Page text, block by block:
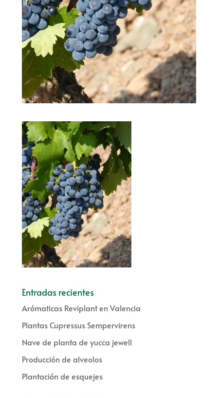
Entradas recientes
Arómaticas Reviplant en Valencia
Plantas Cupressus Sempervirens
Nave de planta de yucca jewell
Producción de alveolos
Plantación de esquejes